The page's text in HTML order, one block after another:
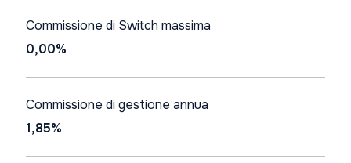
Commissione di Switch massima
0,00%
Commissione di gestione annua
1,85%